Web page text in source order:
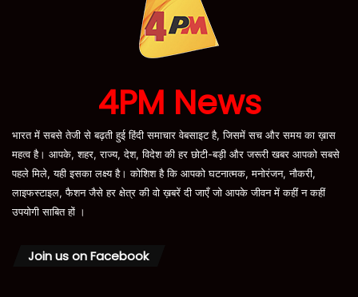
4PM News
भारत में सबसे तेजी से बढ़ती हुई हिंदी समाचार वेबसाइट है, जिसमें सच और समय का ख़ास
महत्व है। आपके, शहर, राज्य, देश, विदेश की हर छोटी-बड़ी और जरूरी खबर आपको सबसे
पहले मिले, यही इसका लक्ष्य है। कोशिश है कि आपको घटनात्मक, मनोरंजन, नौकरी,
लाइफस्टाइल, फैशन जैसे हर क्षेत्र की वो ख़बरें दी जाएँ जो आपके जीवन में कहीं न कहीं
उपयोगी साबित हों ।
Join us on Facebook